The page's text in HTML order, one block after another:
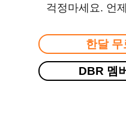
걱정마세요. 언
한달 무
DBR 멤